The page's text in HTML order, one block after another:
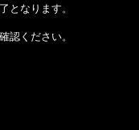
となります。
認ください。